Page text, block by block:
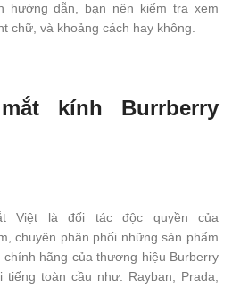
hướng dẫn, bạn nên kiểm tra xem
chữ, và khoảng cách hay không.
kính Burrberry
Việt là đối tác độc quyền của
chuyên phân phối những sản phẩm
hãng của thương hiệu Burberry
toàn cầu như: Rayban, Prada,